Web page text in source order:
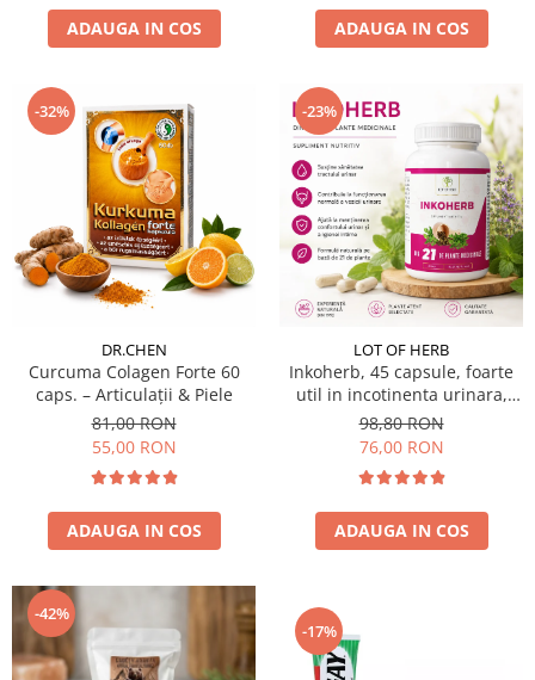
ADAUGA IN COS ADAUGA IN COS
-32%
DR.CHEN
Curcuma Colagen Forte 60
caps. – Articulații & Piele
81,00 RON
55,00 RON
ADAUGA IN COS
-23%
LOT OF HERB
Inkoherb, 45 capsule, foarte
util in incotinenta urinara,
tract urinar si vezica urinara,
bazat pe 21 de plante
98,80 RON
76,00 RON
ADAUGA IN COS
-42%
-17%